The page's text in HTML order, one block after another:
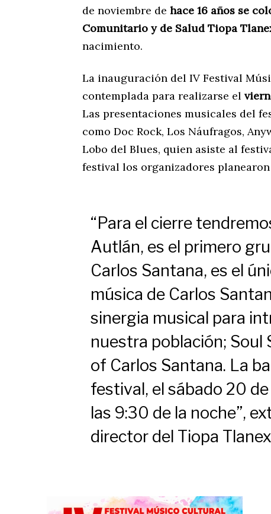
de noviembre de hace 16 años se
Comunitario y de Salud Tiopa
nacimiento.
La inauguración del IV Festival
contemplada para realizarse el
Las presentaciones musicales del
como Doc Rock, Los Náufragos,
Lobo del Blues, quien asiste al
festival los organizadores
“Para el cierre
Autlán, es el primero
Carlos Santana, es el
música de Carlos
sinergia musical para
nuestra población;
of Carlos Santana. La
festival, el sábado 20
las 9:30 de la noche”,
director del Tiopa